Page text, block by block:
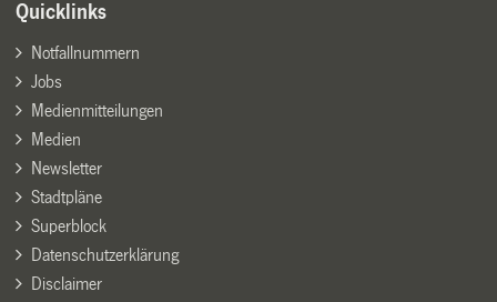
Quicklinks
Notfallnummern
Jobs
Medienmitteilungen
Medien
Newsletter
Stadtpläne
Superblock
Datenschutzerklärung
Disclaimer